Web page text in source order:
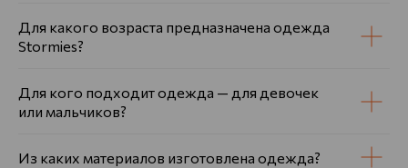
Для какого возраста предназначена одежда
Stormies?
Для кого подходит одежда — для девочек
или мальчиков?
Из каких материалов изготовлена одежда?